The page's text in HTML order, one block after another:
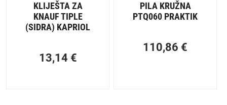
KLIJEŠTA ZA
KNAUF TIPLE
(SIDRA) KAPRIOL
13,14 €
PILA KRUŽNA
PTQ060 PRAKTIK
110,86 €